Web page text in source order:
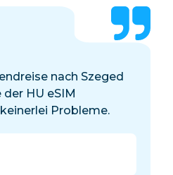
nach Szeged
HU eSIM
Probleme.